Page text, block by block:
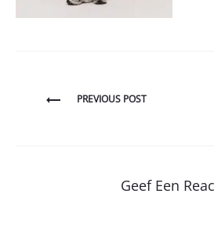
BerichtPREVIOUS POST
Geef Een